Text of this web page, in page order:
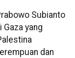
Subianto
yang
dan